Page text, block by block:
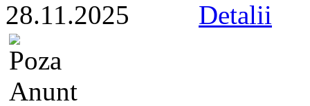
28.11.2025 Detalii